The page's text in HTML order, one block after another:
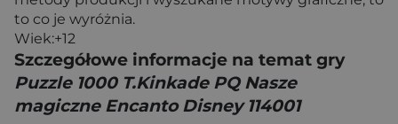
to co je wyróżnia.
Wiek:+12
Szczegółowe informacje na temat gry
Puzzle 1000 T.Kinkade PQ Nasze
magiczne Encanto Disney 114001